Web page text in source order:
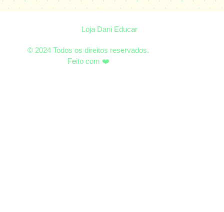
Loja Dani Educar
© 2024 Todos os direitos reservados.
Feito com ❤️